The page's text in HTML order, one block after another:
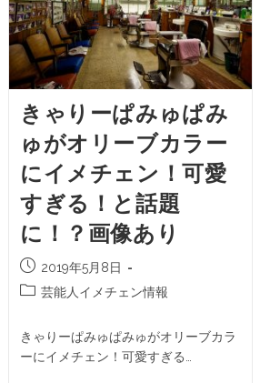
きゃりーぱみゅぱみ
ゅがオリーブカラー
にイメチェン！可愛
すぎる！と話題
に！？画像あり
2019年5月8日
芸能人イメチェン情報
きゃりーぱみゅぱみゅがオリーブカラ
ーにイメチェン！可愛すぎる…